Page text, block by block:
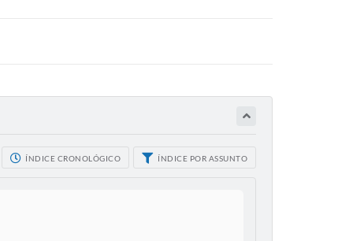
ÍNDICE CRONOLÓGICO ÍNDICE POR ASSUNTO